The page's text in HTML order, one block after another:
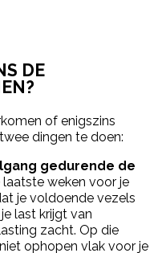
DE
of enigszins
dingen te doen:
gedurende de
laatste weken voor je
je voldoende vezels
last krijgt van
zacht. Op die
ophopen vlak voor je